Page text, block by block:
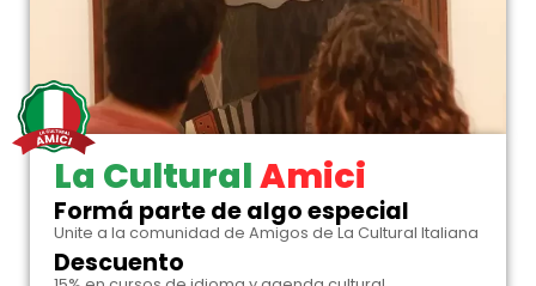
La CulturalAmici
Formá parte de algo especial
Unite a la comunidad de Amigos de La Cultural Italiana
Descuento